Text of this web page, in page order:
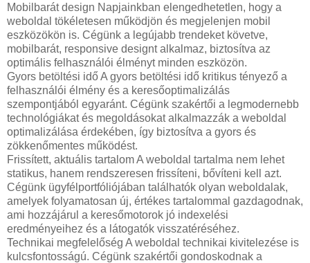
Mobilbarát design Napjainkban elengedhetetlen, hogy a
weboldal tökéletesen működjön és megjelenjen mobil
eszközökön is. Cégünk a legújabb trendeket követve,
mobilbarát, responsive designt alkalmaz, biztosítva az
optimális felhasználói élményt minden eszközön.
Gyors betöltési idő A gyors betöltési idő kritikus tényező a
felhasználói élmény és a keresőoptimalizálás
szempontjából egyaránt. Cégünk szakértői a legmodernebb
technológiákat és megoldásokat alkalmazzák a weboldal
optimalizálása érdekében, így biztosítva a gyors és
zökkenőmentes működést.
Frissített, aktuális tartalom A weboldal tartalma nem lehet
statikus, hanem rendszeresen frissíteni, bővíteni kell azt.
Cégünk ügyfélportfóliójában találhatók olyan weboldalak,
amelyek folyamatosan új, értékes tartalommal gazdagodnak,
ami hozzájárul a keresőmotorok jó indexelési
eredményeihez és a látogatók visszatéréséhez.
Technikai megfelelőség A weboldal technikai kivitelezése is
kulcsfontosságú. Cégünk szakértői gondoskodnak a